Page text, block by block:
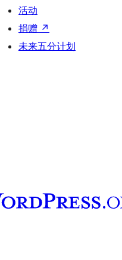
活动
捐赠 ↗
未来五分计划